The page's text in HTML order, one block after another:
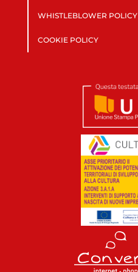
WHISTLEBLOWER POLICY
COOKIE POLICY